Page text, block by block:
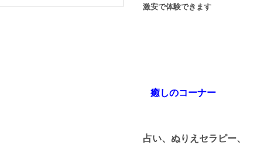
激安で体験できます
癒しのコーナー
占い、ぬりえセラピー、